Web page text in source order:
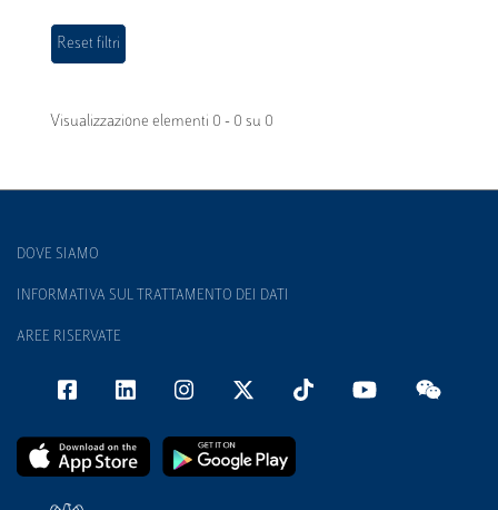
Visualizzazione elementi 0 - 0 su 0
DOVE SIAMO
INFORMATIVA SUL TRATTAMENTO DEI DATI
AREE RISERVATE